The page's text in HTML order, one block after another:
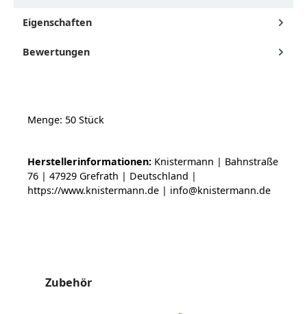
Eigenschaften
Bewertungen
Menge: 50 Stück
Herstellerinformationen: Knistermann | Bahnstraße
76 | 47929 Grefrath | Deutschland |
https://www.knistermann.de | info@knistermann.de
Produktgalerie überspringen
Zubehör